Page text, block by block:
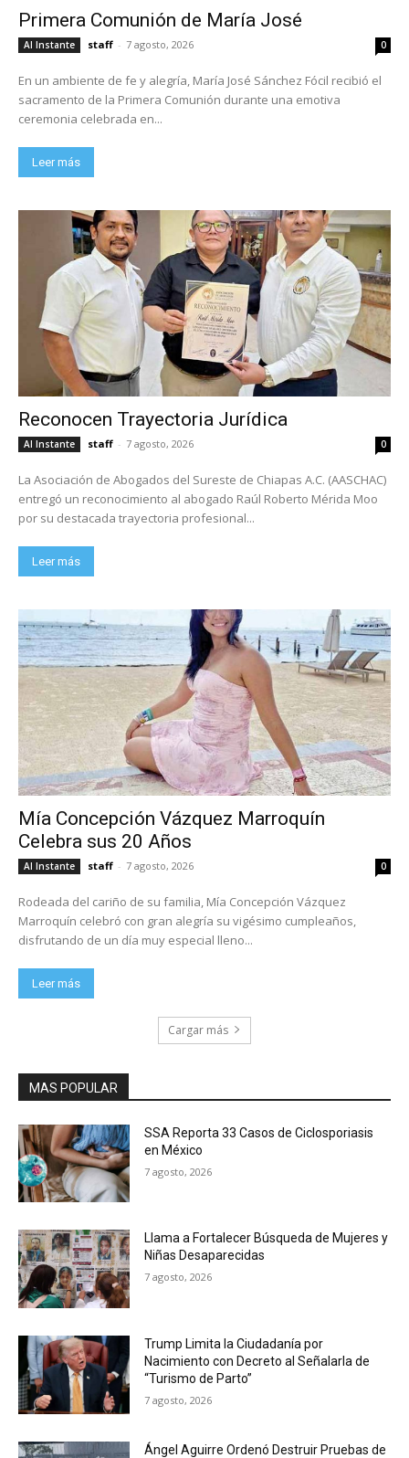
Primera Comunión de María José
Al Instante staff - 7 agosto, 2026 0
En un ambiente de fe y alegría, María José Sánchez Fócil recibió el
sacramento de la Primera Comunión durante una emotiva
ceremonia celebrada en...
Leer más
Reconocen Trayectoria Jurídica
Al Instante staff - 7 agosto, 2026 0
La Asociación de Abogados del Sureste de Chiapas A.C. (AASCHAC)
entregó un reconocimiento al abogado Raúl Roberto Mérida Moo
por su destacada trayectoria profesional...
Leer más
Mía Concepción Vázquez Marroquín
Celebra sus 20 Años
Al Instante staff - 7 agosto, 2026 0
Rodeada del cariño de su familia, Mía Concepción Vázquez
Marroquín celebró con gran alegría su vigésimo cumpleaños,
disfrutando de un día muy especial lleno...
Leer más
Cargar más
MAS POPULAR
SSA Reporta 33 Casos de Ciclosporiasis
en México
7 agosto, 2026
Llama a Fortalecer Búsqueda de Mujeres y
Niñas Desaparecidas
7 agosto, 2026
Trump Limita la Ciudadanía por
Nacimiento con Decreto al Señalarla de
“Turismo de Parto”
7 agosto, 2026
Ángel Aguirre Ordenó Destruir Pruebas de